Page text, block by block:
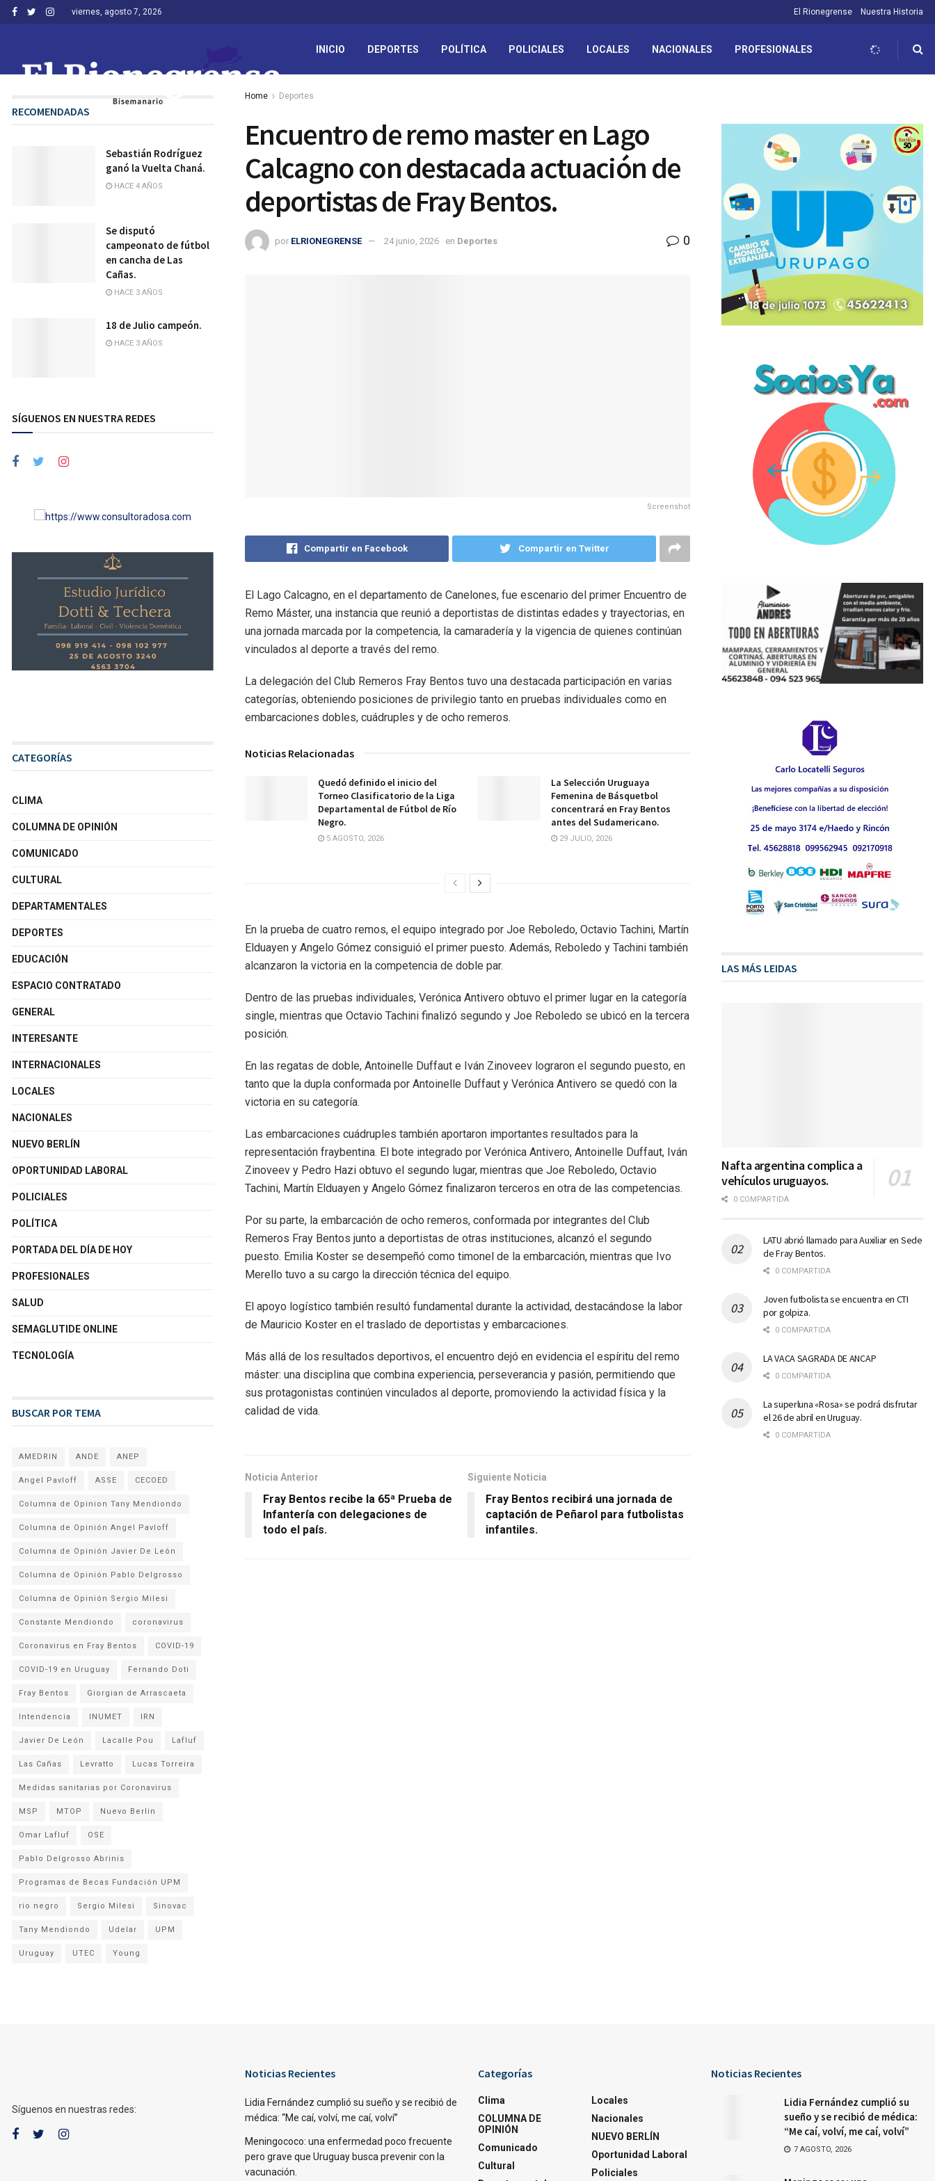
viernes, agosto 7, 2026 El Rionegrense Nuestra Historia
INICIO DEPORTES POLÍTICA POLICIALES LOCALES NACIONALES PROFESIONALES
Home Deportes
Encuentro de remo master en Lago
Calcagno con destacada actuación de
deportistas de Fray Bentos.
por ELRIONEGRENSE 24 junio, 2026 en Deportes 0
Screenshot
Compartir en Facebook Compartir en Twitter
El Lago Calcagno, en el departamento de Canelones, fue escenario del primer Encuentro de
Remo Máster, una instancia que reunió a deportistas de distintas edades y trayectorias, en
una jornada marcada por la competencia, la camaradería y la vigencia de quienes continúan
vinculados al deporte a través del remo.
La delegación del Club Remeros Fray Bentos tuvo una destacada participación en varias
categorías, obteniendo posiciones de privilegio tanto en pruebas individuales como en
embarcaciones dobles, cuádruples y de ocho remeros.
Noticias Relacionadas
Quedó definido el inicio del
Torneo Clasificatorio de la Liga
Departamental de Fútbol de Río
Negro.
5 AGOSTO, 2026
La Selección Uruguaya
Femenina de Básquetbol
concentrará en Fray Bentos
antes del Sudamericano.
29 JULIO, 2026
En la prueba de cuatro remos, el equipo integrado por Joe Reboledo, Octavio Tachini, Martín
Elduayen y Angelo Gómez consiguió el primer puesto. Además, Reboledo y Tachini también
alcanzaron la victoria en la competencia de doble par.
Dentro de las pruebas individuales, Verónica Antivero obtuvo el primer lugar en la categoría
single, mientras que Octavio Tachini finalizó segundo y Joe Reboledo se ubicó en la tercera
posición.
En las regatas de doble, Antoinelle Duffaut e Iván Zinoveev lograron el segundo puesto, en
tanto que la dupla conformada por Antoinelle Duffaut y Verónica Antivero se quedó con la
victoria en su categoría.
Las embarcaciones cuádruples también aportaron importantes resultados para la
representación fraybentina. El bote integrado por Verónica Antivero, Antoinelle Duffaut, Iván
Zinoveev y Pedro Hazi obtuvo el segundo lugar, mientras que Joe Reboledo, Octavio
Tachini, Martín Elduayen y Angelo Gómez finalizaron terceros en otra de las competencias.
Por su parte, la embarcación de ocho remeros, conformada por integrantes del Club
Remeros Fray Bentos junto a deportistas de otras instituciones, alcanzó el segundo
puesto. Emilia Koster se desempeñó como timonel de la embarcación, mientras que Ivo
Merello tuvo a su cargo la dirección técnica del equipo.
El apoyo logístico también resultó fundamental durante la actividad, destacándose la labor
de Mauricio Koster en el traslado de deportistas y embarcaciones.
Más allá de los resultados deportivos, el encuentro dejó en evidencia el espíritu del remo
máster: una disciplina que combina experiencia, perseverancia y pasión, permitiendo que
sus protagonistas continúen vinculados al deporte, promoviendo la actividad física y la
calidad de vida.
Noticia Anterior
Fray Bentos recibe la 65ª Prueba de
Infantería con delegaciones de
todo el país.
Siguiente Noticia
Fray Bentos recibirá una jornada de
captación de Peñarol para futbolistas
infantiles.
RECOMENDADAS
Sebastián Rodríguez
ganó la Vuelta Chaná.
HACE 4 AÑOS
Se disputó
campeonato de fútbol
en cancha de Las
Cañas.
HACE 3 AÑOS
18 de Julio campeón.
HACE 3 AÑOS
SÍGUENOS EN NUESTRA REDES
CATEGORÍAS
CLIMA
COLUMNA DE OPINIÓN
COMUNICADO
CULTURAL
DEPARTAMENTALES
DEPORTES
EDUCACIÓN
ESPACIO CONTRATADO
GENERAL
INTERESANTE
INTERNACIONALES
LOCALES
NACIONALES
NUEVO BERLÍN
OPORTUNIDAD LABORAL
POLICIALES
POLÍTICA
PORTADA DEL DÍA DE HOY
PROFESIONALES
SALUD
SEMAGLUTIDE ONLINE
TECNOLOGÍA
BUSCAR POR TEMA
AMEDRIN ANDE ANEP
Angel Pavloff ASSE CECOED
Columna de Opinion Tany Mendiondo
Columna de Opinión Angel Pavloff
Columna de Opinión Javier De León
Columna de Opinión Pablo Delgrosso
Columna de Opinión Sergio Milesi
Constante Mendiondo coronavirus
Coronavirus en Fray Bentos COVID-19
COVID-19 en Uruguay Fernando Doti
Fray Bentos Giorgian de Arrascaeta
Intendencia INUMET IRN
Javier De León Lacalle Pou Lafluf
Las Cañas Levratto Lucas Torreira
Medidas sanitarias por Coronavirus
MSP MTOP Nuevo Berlin
Omar Lafluf OSE
Pablo Delgrosso Abrinis
Programas de Becas Fundación UPM
rio negro Sergio Milesi Sinovac
Tany Mendiondo Udelar UPM
Uruguay UTEC Young
LAS MÁS LEIDAS
Nafta argentina complica a
vehículos uruguayos.
0 COMPARTIDA
LATU abrió llamado para Auxiliar en Sede
de Fray Bentos.
0 COMPARTIDA
Joven futbolista se encuentra en CTI
por golpiza.
0 COMPARTIDA
LA VACA SAGRADA DE ANCAP
0 COMPARTIDA
La superluna «Rosa» se podrá disfrutar
el 26 de abril en Uruguay.
0 COMPARTIDA
Síguenos en nuestras redes:
Noticias Recientes
Lidia Fernández cumplió su sueño y se recibió de
médica: “Me caí, volví, me caí, volví”
Meningococo: una enfermedad poco frecuente
pero grave que Uruguay busca prevenir con la
vacunación.
Categorías
Clima
COLUMNA DE
OPINIÓN
Comunicado
Cultural
Locales
Nacionales
NUEVO BERLÍN
Oportunidad Laboral
Policiales
Noticias Recientes
Lidia Fernández cumplió su
sueño y se recibió de médica:
“Me caí, volví, me caí, volví”
7 AGOSTO, 2026